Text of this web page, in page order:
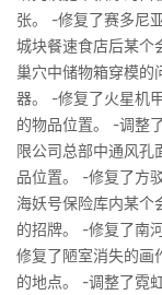
张。 -修复了赛多尼
城块餐速食店后某个
巢穴中储物箱穿模的
器。 -修复了火星机
的物品位置。 -调整
限公司总部中通风孔
品位置。 -修复了方
海妖号保险库内某个
的招牌。 -修复了南
修复了陋室消失的画
的地点。 -调整了霓